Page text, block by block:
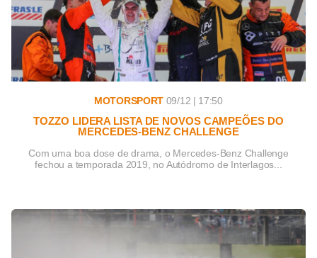
MOTORSPORT 09/12 | 17:50
TOZZO LIDERA LISTA DE NOVOS CAMPEÕES DO
MERCEDES-BENZ CHALLENGE
Com uma boa dose de drama, o Mercedes-Benz Challenge
fechou a temporada 2019, no Autódromo de Interlagos...